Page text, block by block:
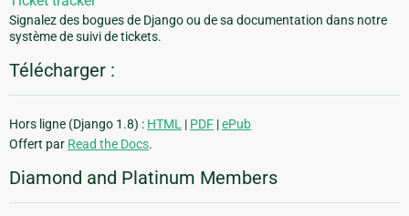
Signalez des bogues de Django ou de sa documentation dans notre
système de suivi de tickets.
Télécharger :
Hors ligne (Django 1.8) : HTML | PDF |ePub
Offert par Read the Docs.
Diamond and Platinum Members